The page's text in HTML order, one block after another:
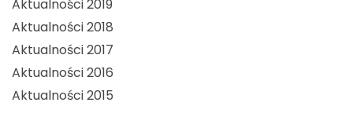
Aktualności 2019
Aktualności 2018
Aktualności 2017
Aktualności 2016
Aktualności 2015